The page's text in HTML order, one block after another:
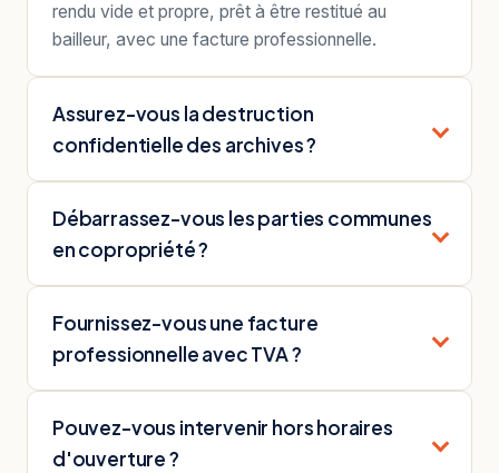
rendu vide et propre, prêt à être restitué au
bailleur, avec une facture professionnelle.
Assurez-vous la destruction
confidentielle des archives ?
Débarrassez-vous les parties communes
en copropriété ?
Fournissez-vous une facture
professionnelle avec TVA ?
Pouvez-vous intervenir hors horaires
d'ouverture ?